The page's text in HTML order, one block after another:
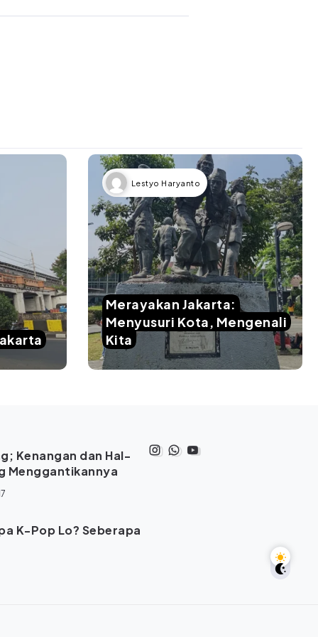
Lestyo Haryanto
Merayakan Jakarta:
Menyusuri Kota, Mengenali
Kita
Kenangan dan Hal-
Menggantikannya
K-Pop Lo? Seberapa